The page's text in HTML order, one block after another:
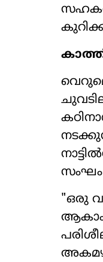
സംഘം
​"ഒരു